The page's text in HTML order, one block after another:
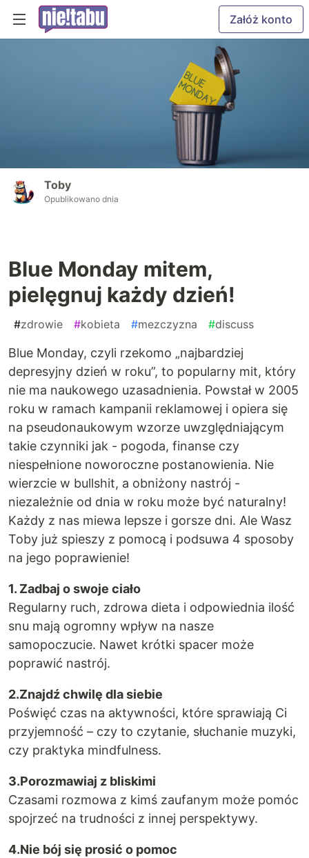
Załóż konto
Toby
Opublikowano dnia
Blue Monday mitem,
pielęgnuj każdy dzień!
#zdrowie #kobieta #mezczyzna #discuss
Blue Monday, czyli rzekomo „najbardziej
depresyjny dzień w roku”, to popularny mit, który
nie ma naukowego uzasadnienia. Powstał w 2005
roku w ramach kampanii reklamowej i opiera się
na pseudonaukowym wzorze uwzględniającym
takie czynniki jak - pogoda, finanse czy
niespełnione noworoczne postanowienia. Nie
wierzcie w bullshit, a obniżony nastrój -
niezależnie od dnia w roku może być naturalny!
Każdy z nas miewa lepsze i gorsze dni. Ale Wasz
Toby już spieszy z pomocą i podsuwa 4 sposoby
na jego poprawienie!
1. Zadbaj o swoje ciało
Regularny ruch, zdrowa dieta i odpowiednia ilość
snu mają ogromny wpływ na nasze
samopoczucie. Nawet krótki spacer może
poprawić nastrój.
2.Znajdź chwilę dla siebie
Poświęć czas na aktywności, które sprawiają Ci
przyjemność – czy to czytanie, słuchanie muzyki,
czy praktyka mindfulness.
3.Porozmawiaj z bliskimi
Czasami rozmowa z kimś zaufanym może pomóc
spojrzeć na trudności z innej perspektywy.
4.Nie bój się prosić o pomoc